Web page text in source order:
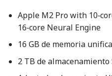
Apple M2 Pro with
16‑core Neural Engine
16 GB de memoria
2 TB de almacenamiento